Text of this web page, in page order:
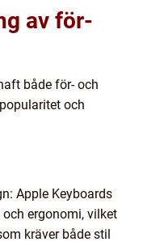
av för-
både för- och
och
Apple Keyboards
ergonomi, vilket
kräver både stil